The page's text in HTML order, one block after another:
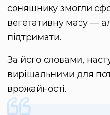
соняшнику змогли
вегетативну масу —
підтримати.
За його словами,
вирішальними для
врожайності.